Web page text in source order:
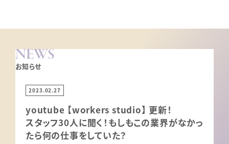
NEWS
お知らせ
2023.02.27
youtube 【workers studio】 更新！
スタッフ30人に聞く！もしもこの業界がなかっ
たら何の仕事をしていた？